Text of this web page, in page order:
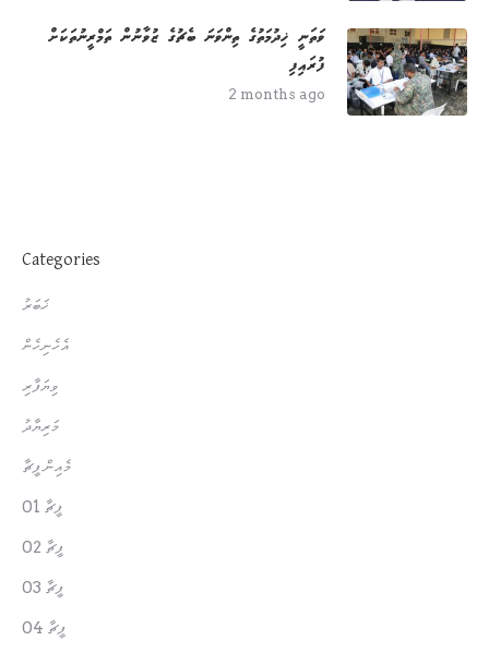
ވަތަނީ ޚިދުމަތުގެ ތިންވަނަ ބެޗުގެ ޒުވާނުން ތަމްރީނުތަކަށް
ފުރައިފި
2 months ago
Categories
ޚަބަރު
އެހެނިހެން
ވިޔަފާރި
މަރިޔާދު
މެއިން ފީޗާ
ފީޗާ 01
ފީޗާ 02
ފީޗާ 03
ފީޗާ 04